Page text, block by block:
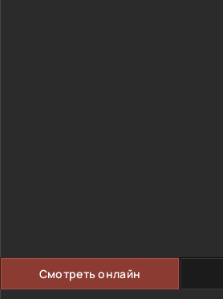
Смотреть онлайн